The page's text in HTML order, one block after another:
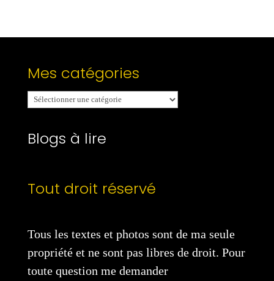
Mes catégories
Mes
catégories
Blogs à lire
Tout droit réservé
Tous les textes et photos sont de ma seule
propriété et ne sont pas libres de droit. Pour
toute question me demander